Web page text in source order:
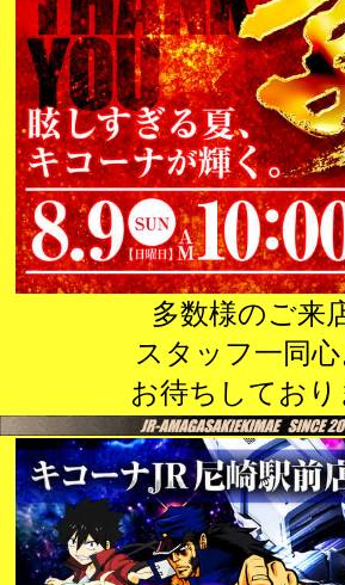
多数様のご来
スタッフ一同心
お待ちしており